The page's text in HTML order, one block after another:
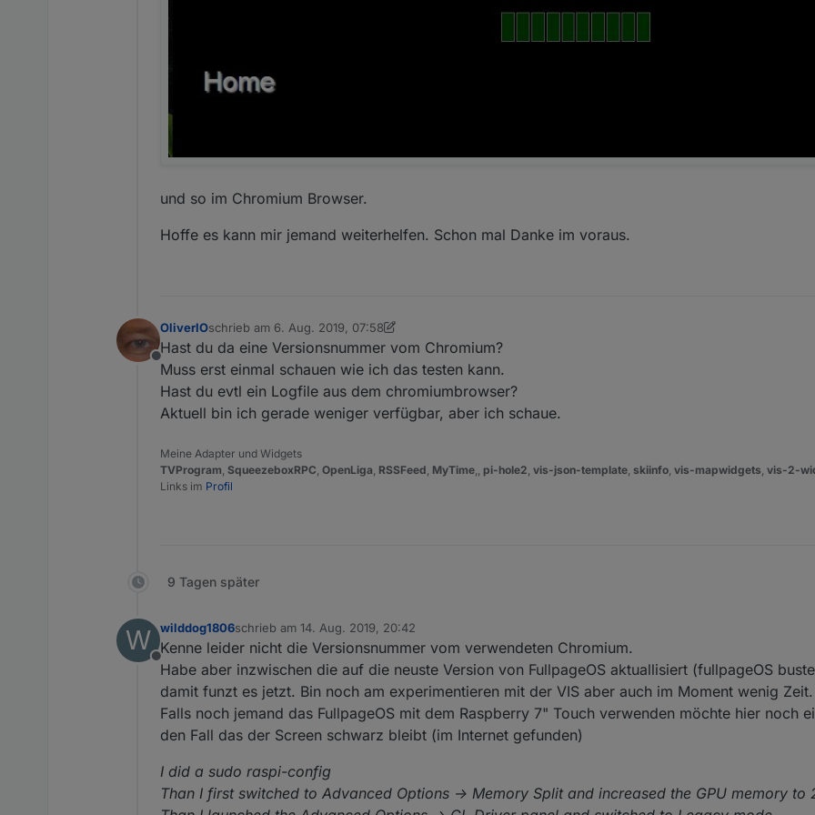
und so im Chromium Browser.
Hoffe es kann mir jemand weiterhelfen. Schon mal Danke im voraus.
Offline
OliverIOschrieb am 6. Aug. 2019, 07:58
zuletzt editiert von OliverIO 8. Juni 2019, 10:29
Hast du da eine Versionsnummer vom Chromium?
Muss erst einmal schauen wie ich das testen kann.
Hast du evtl ein Logfile aus dem chromiumbrowser?
Aktuell bin ich gerade weniger verfügbar, aber ich schaue.
Meine Adapter und Widgets
TVProgram SqueezeboxRPC OpenLiga RSSFeed MyTime pi-hole2 vis-json-template skiinfo vis-mapwidgets vis-2-
Links im Profil
9 Tagen später
W
Offline
wilddog1806schrieb am 14. Aug. 2019, 20:42
zuletzt editiert von
Kenne leider nicht die Versionsnummer vom verwendeten Chromium.
Habe aber inzwischen die auf die neuste Version von FullpageOS aktuallisiert (fullpageOS
damit funzt es jetzt. Bin noch am experimentieren mit der VIS aber auch im Moment wenig Zeit.
Falls noch jemand das FullpageOS mit dem Raspberry 7" Touch verwenden möchte hier noch
den Fall das der Screen schwarz bleibt (im Internet gefunden)
I did a sudo raspi-config
Than I first switched to Advanced Options -> Memory Split and increased the GPU memory to